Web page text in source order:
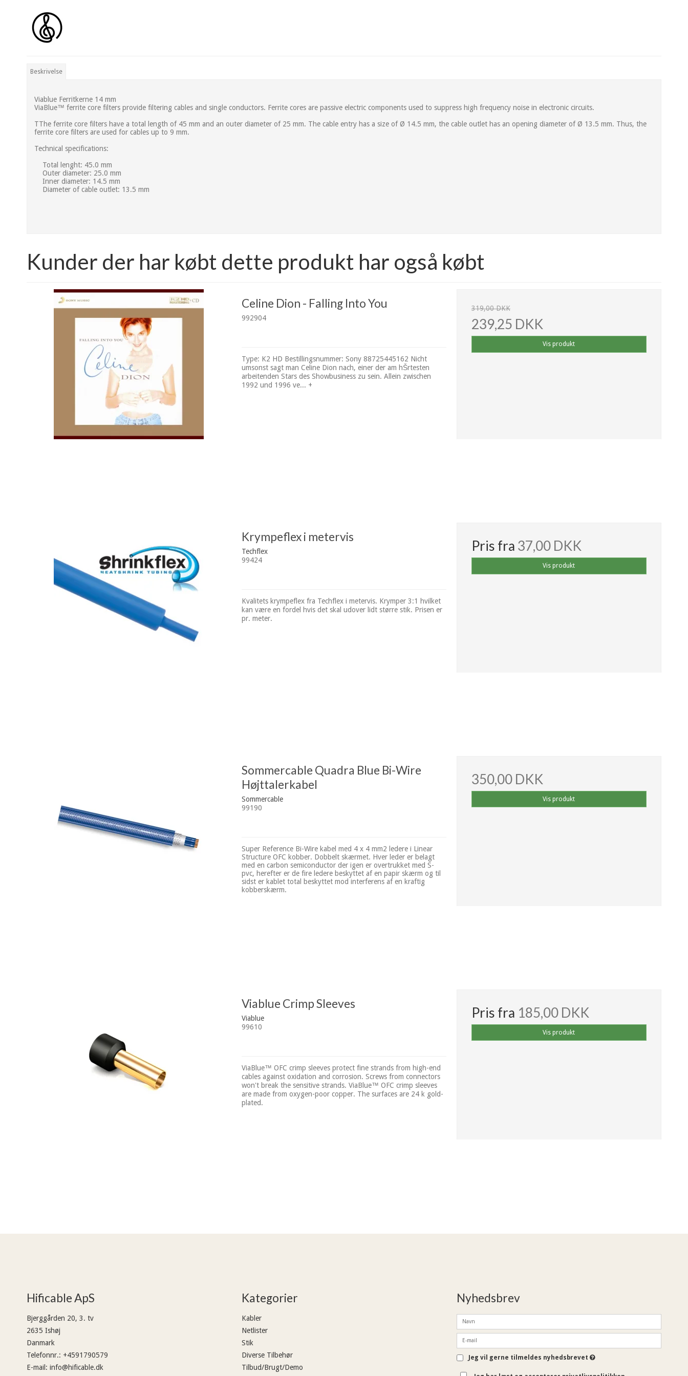
Beskrivelse
Viablue Ferritkerne 14 mm
ViaBlue™ ferrite core filters provide filtering cables and single conductors. Ferrite cores are passive electric components used to suppress high frequency noise in electronic circuits.
TThe ferrite core filters have a total length of 45 mm and an outer diameter of 25 mm. The cable entry has a size of Ø 14.5 mm, the cable outlet has an opening diameter of Ø 13.5 mm. Thus, the
ferrite core filters are used for cables up to 9 mm.
Technical specifications:
Total lenght: 45.0 mm
Outer diameter: 25.0 mm
Inner diameter: 14.5 mm
Diameter of cable outlet: 13.5 mm
Kunder der har købt dette produkt har også købt
Celine Dion - Falling Into You
992904
Type: K2 HD Bestillingsnummer: Sony 88725445162 Nicht
umsonst sagt man Celine Dion nach, einer der am hŠrtesten
arbeitenden Stars des Showbusiness zu sein. Allein zwischen
1992 und 1996 ve... +
319,00 DKK
239,25 DKK
Vis produkt
Krympeflex i metervis
Techflex
99424
Kvalitets krympeflex fra Techflex i metervis. Krymper 3:1 hvilket
kan være en fordel hvis det skal udover lidt større stik. Prisen er
pr. meter.
Pris fra 37,00 DKK
Vis produkt
Sommercable Quadra Blue Bi-Wire
Højttalerkabel
Sommercable
99190
Super Reference Bi-Wire kabel med 4 x 4 mm2 ledere i Linear
Structure OFC kobber. Dobbelt skærmet. Hver leder er belagt
med en carbon semiconductor der igen er overtrukket med S-
pvc, herefter er de fire ledere beskyttet af en papir skærm og til
sidst er kablet total beskyttet mod interferens af en kraftig
kobberskærm.
350,00 DKK
Vis produkt
Viablue Crimp Sleeves
Viablue
99610
ViaBlue™ OFC crimp sleeves protect fine strands from high-end
cables against oxidation and corrosion. Screws from connectors
won't break the sensitive strands. ViaBlue™ OFC crimp sleeves
are made from oxygen-poor copper. The surfaces are 24 k gold-
plated.
Pris fra 185,00 DKK
Vis produkt
Hificable ApS
Bjerggården 20, 3. tv
2635 Ishøj
Danmark
Telefonnr.: +4591790579
E-mail : info@hificable.dk
Kategorier
Kabler
Netlister
Stik
Diverse Tilbehør
Tilbud/Brugt/Demo
Nyhedsbrev
Jeg vil gerne tilmeldes nyhedsbrevet